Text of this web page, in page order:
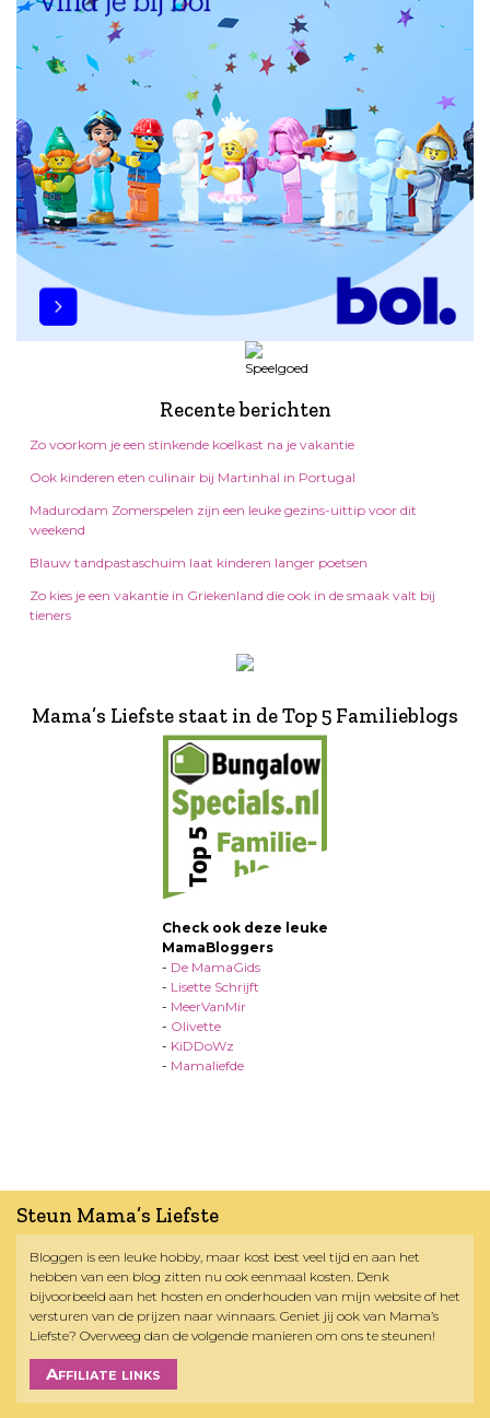
Recente berichten
Zo voorkom je een stinkende koelkast na je vakantie
Ook kinderen eten culinair bij Martinhal in Portugal
Madurodam Zomerspelen zijn een leuke gezins-uittip voor dit
weekend
Blauw tandpastaschuim laat kinderen langer poetsen
Zo kies je een vakantie in Griekenland die ook in de smaak valt bij
tieners
Mama’s Liefste staat in de Top 5 Familieblogs
Check ook deze leuke
MamaBloggers
- De MamaGids
- Lisette Schrijft
- MeerVanMir
- Olivette
- KiDDoWz
- Mamaliefde
Steun Mama’s Liefste
Bloggen is een leuke hobby, maar kost best veel tijd en aan het
hebben van een blog zitten nu ook eenmaal kosten. Denk
bijvoorbeeld aan het hosten en onderhouden van mijn website of het
versturen van de prijzen naar winnaars. Geniet jij ook van Mama’s
Liefste? Overweeg dan de volgende manieren om ons te steunen!
Affiliate links